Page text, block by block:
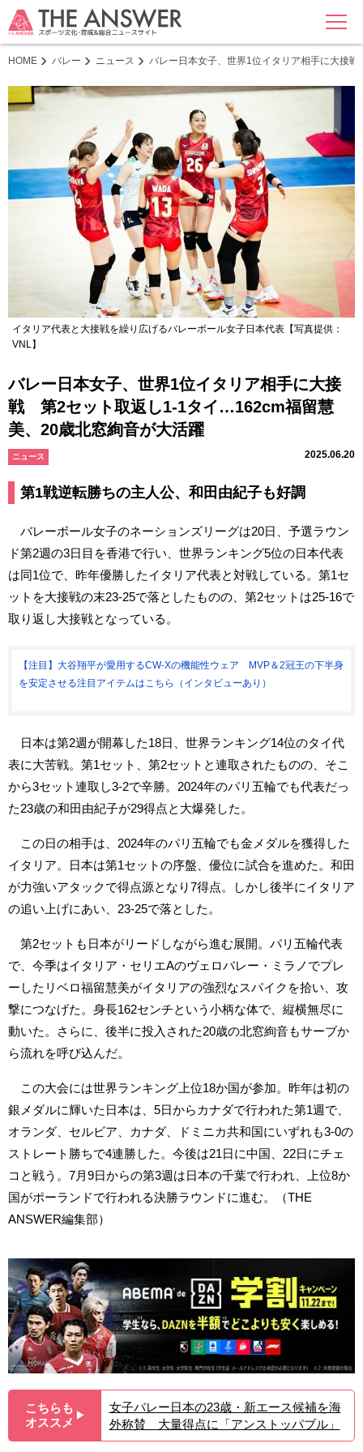
MENU
HOME バレー ニュース バレー日本女子、世界1位イタリア相手に大接
イタリア代表と大接戦を繰り広げるバレーボール女子日本代表【写真提供：
VNL】
バレー日本女子、世界1位イタリア相手に大接
戦 第2セット取返し1-1タイ…162cm福留慧
美、20歳北窓絢音が大活躍
ニュース 2025.06.20
第1戦逆転勝ちの主人公、和田由紀子も好調
バレーボール女子のネーションズリーグは20日、予選ラウン
ド第2週の3日目を香港で行い、世界ランキング5位の日本代表
は同1位で、昨年優勝したイタリア代表と対戦している。第1セ
ットを大接戦の末23-25で落としたものの、第2セットは25-16で
取り返し大接戦となっている。
【注目】大谷翔平が愛用するCW-Xの機能性ウェア MVP＆2冠王の下半身
を安定させる注目アイテムはこちら（インタビューあり）
日本は第2週が開幕した18日、世界ランキング14位のタイ代
表に大苦戦。第1セット、第2セットと連取されたものの、そこ
から3セット連取し3-2で辛勝。2024年のパリ五輪でも代表だっ
た23歳の和田由紀子が29得点と大爆発した。
この日の相手は、2024年のパリ五輪でも金メダルを獲得した
イタリア。日本は第1セットの序盤、優位に試合を進めた。和田
が力強いアタックで得点源となり7得点。しかし後半にイタリア
の追い上げにあい、23-25で落とした。
第2セットも日本がリードしながら進む展開。パリ五輪代表
で、今季はイタリア・セリエAのヴェロバレー・ミラノでプレ
ーしたリベロ福留慧美がイタリアの強烈なスパイクを拾い、攻
撃につなげた。身長162センチという小柄な体で、縦横無尽に
動いた。さらに、後半に投入された20歳の北窓絢音もサーブか
ら流れを呼び込んだ。
この大会には世界ランキング上位18か国が参加。昨年は初の
銀メダルに輝いた日本は、5日からカナダで行われた第1週で、
オランダ、セルビア、カナダ、ドミニカ共和国にいずれも3-0の
ストレート勝ちで4連勝した。今後は21日に中国、22日にチェ
コと戦う。7月9日からの第3週は日本の千葉で行われ、上位8か
国がポーランドで行われる決勝ラウンドに進む。（THE
ANSWER編集部）
こちらも
オススメ ▶︎
女子バレー日本の23歳・新エース候補を海
外称賛 大量得点に「アンストッパブル」